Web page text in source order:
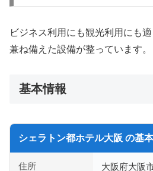
ビジネス利用にも観光利用にも
兼ね備えた設備が整っています。
基本情報
シェラトン都ホテル大阪 の基本
住所 大阪府大阪